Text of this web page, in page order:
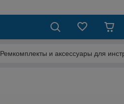
Ремкомплекты и аксессуары для